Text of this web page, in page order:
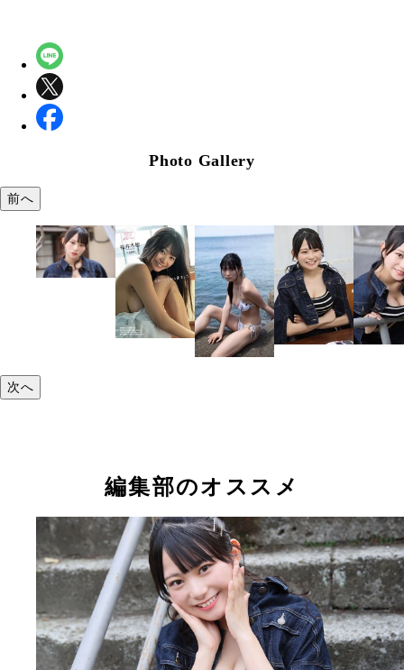
Photo Gallery
前へ
次へ
編集部のオススメ